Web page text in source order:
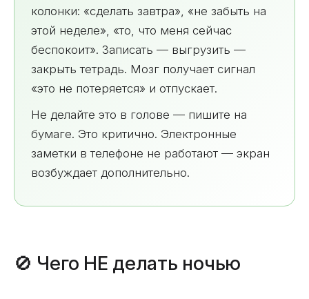
колонки: «сделать завтра», «не забыть на
этой неделе», «то, что меня сейчас
беспокоит». Записать — выгрузить —
закрыть тетрадь. Мозг получает сигнал
«это не потеряется» и отпускает.
Не делайте это в голове — пишите на
бумаге. Это критично. Электронные
заметки в телефоне не работают — экран
возбуждает дополнительно.
🚫 Чего НЕ делать ночью